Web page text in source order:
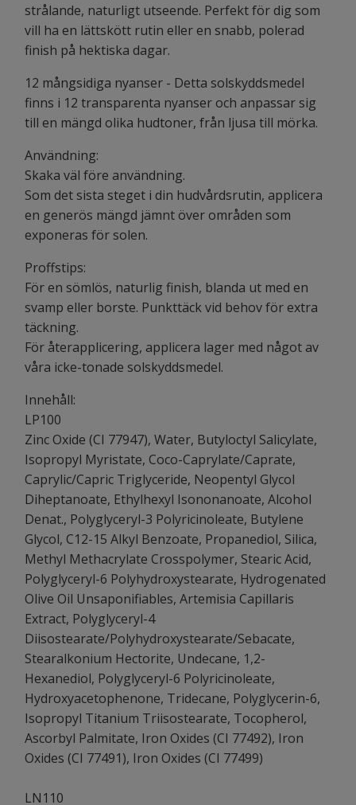
strålande, naturligt utseende. Perfekt för dig som
vill ha en lättskött rutin eller en snabb, polerad
finish på hektiska dagar.
12 mångsidiga nyanser - Detta solskyddsmedel
finns i 12 transparenta nyanser och anpassar sig
till en mängd olika hudtoner, från ljusa till mörka.
Användning:
Skaka väl före användning.
Som det sista steget i din hudvårdsrutin, applicera
en generös mängd jämnt över områden som
exponeras för solen.
Proffstips:
För en sömlös, naturlig finish, blanda ut med en
svamp eller borste. Punkttäck vid behov för extra
täckning.
För återapplicering, applicera lager med något av
våra icke-tonade solskyddsmedel.
Innehåll:
LP100
Zinc Oxide (CI 77947), Water, Butyloctyl Salicylate,
Isopropyl Myristate, Coco-Caprylate/Caprate,
Caprylic/Capric Triglyceride, Neopentyl Glycol
Diheptanoate, Ethylhexyl Isononanoate, Alcohol
Denat., Polyglyceryl-3 Polyricinoleate, Butylene
Glycol, C12-15 Alkyl Benzoate, Propanediol, Silica,
Methyl Methacrylate Crosspolymer, Stearic Acid,
Polyglyceryl-6 Polyhydroxystearate, Hydrogenated
Olive Oil Unsaponifiables, Artemisia Capillaris
Extract, Polyglyceryl-4
Diisostearate/Polyhydroxystearate/Sebacate,
Stearalkonium Hectorite, Undecane, 1,2-
Hexanediol, Polyglyceryl-6 Polyricinoleate,
Hydroxyacetophenone, Tridecane, Polyglycerin-6,
Isopropyl Titanium Triisostearate, Tocopherol,
Ascorbyl Palmitate, Iron Oxides (CI 77492), Iron
Oxides (CI 77491), Iron Oxides (CI 77499)
LN110